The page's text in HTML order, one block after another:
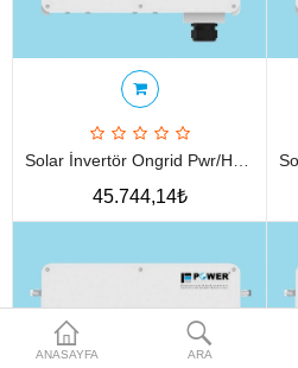
Para Birimi
ANASAYFA ARA
45.744,14₺